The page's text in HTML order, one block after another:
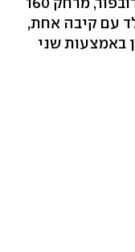
עם קיבה אחת,
באמצעות שני